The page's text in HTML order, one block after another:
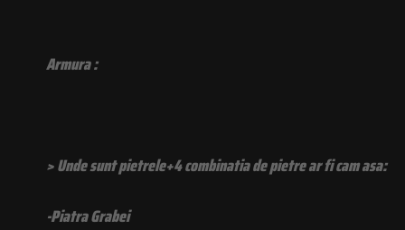
Armura :
> Unde sunt pietrele+4 combinatia de pietre ar fi cam asa:
-Piatra Grabei